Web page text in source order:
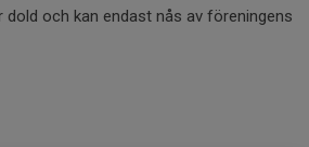
dold och kan endast nås av föreningens